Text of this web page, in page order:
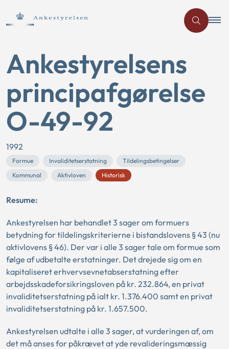
Ankestyrelsens
principafgørelse
O-49-92
1992
Formue Invaliditetserstatning
Tildelingsbetingelser
Kommunal
Aktivloven Historisk
Resume:
Ankestyrelsen har behandlet 3 sager om formuers
betydning for tildelingskriterierne i bistandslovens § 43 (nu
aktivlovens § 46). Der var i alle 3 sager tale om formue som
følge af udbetalte erstatninger. Det drejede sig om en
kapitaliseret erhvervsevnetabserstatning efter
arbejdsskadeforsikringsloven på kr. 232.864, en privat
invaliditetserstatning på ialt kr. 1.376.400 samt en privat
invaliditetserstatning på kr. 1.657.500.
Ankestyrelsen udtalte i alle 3 sager, at vurderingen af, om
det må anses for påkrævet at yde revalideringsmæssig